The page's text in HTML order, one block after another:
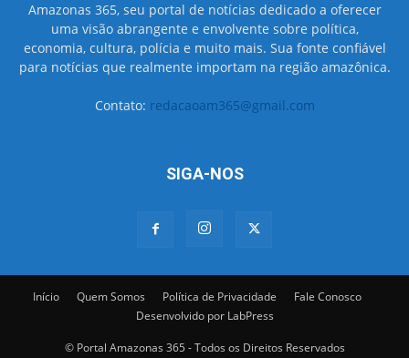
Amazonas 365, seu portal de notícias dedicado a oferecer
uma visão abrangente e envolvente sobre política,
economia, cultura, polícia e muito mais. Sua fonte confiável
para notícias que realmente importam na região amazônica.
Contato: redacaoam365@gmail.com
SIGA-NOS
Início Quem Somos Política de Privacidade
Fale Conosco
Desenvolvido por LabPress
© Portal Amazonas 365 - Todos os Direitos Reservados